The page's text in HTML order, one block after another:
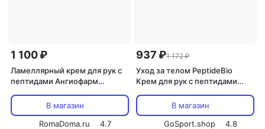
1 100 ₽
Ламеллярный крем для рук с
пептидами Ангиофарм
В магазин
RomaDoma.ru
4.7
937 ₽1 172 ₽
Уход за телом PeptideBio
Крем для рук с пептидами
В магазин
GoSport.shop
4.8